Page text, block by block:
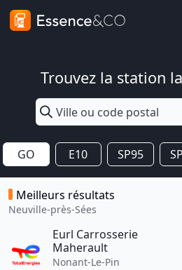
Trouvez la station
GO E10 SP95
Meilleurs résultats
Neuville-près-Sées
Eurl Carrosserie
Maherault
Nonant-Le-Pin